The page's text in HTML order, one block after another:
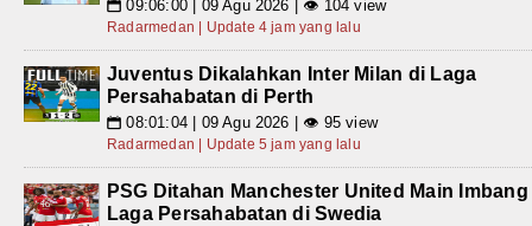
📅 09:06:00 | 09 Agu 2026 | 👁 104 view
Radarmedan | Update 4 jam yang lalu
Juventus Dikalahkan Inter Milan di Laga
Persahabatan di Perth
📅 08:01:04 | 09 Agu 2026 | 👁 95 view
Radarmedan | Update 5 jam yang lalu
PSG Ditahan Manchester United Main Imbang
Laga Persahabatan di Swedia